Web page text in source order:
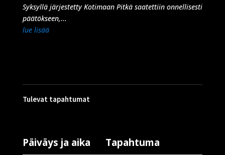
Syksyllä järjestetty Kotimaan Pitkä saatettiin onnellisesti
päätökseen,...
lue lisää
Tulevat tapahtumat
Päiväys ja aika Tapahtuma